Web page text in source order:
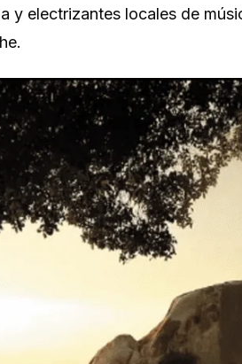
y electrizantes locales de